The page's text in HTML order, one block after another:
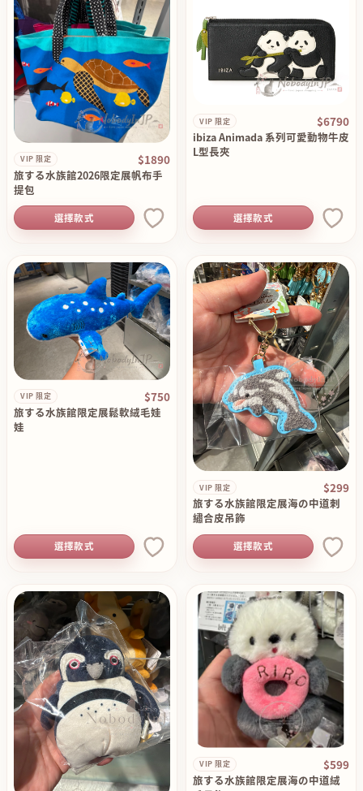
VIP 限定 $1890
旅する水族館2026限定展帆布手
提包
選擇款式
VIP 限定 $6790
ibiza Animada 系列可愛動物牛皮
L型長夾
選擇款式
VIP 限定 $750
旅する水族館限定展鬆軟絨毛娃
娃
選擇款式
VIP 限定 $299
旅する水族館限定展海の中道刺
繡合皮吊飾
選擇款式
VIP 限定 $599
旅する水族館限定展海の中道絨